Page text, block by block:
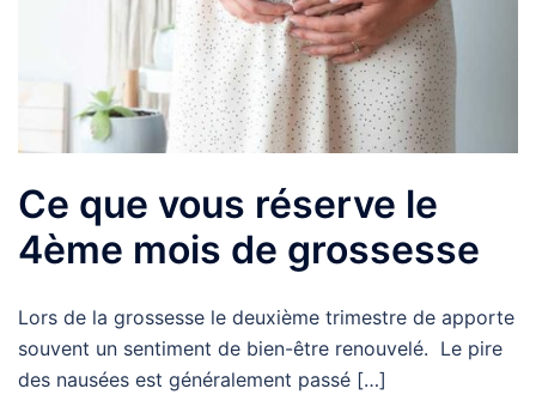
Ce que vous réserve le
4ème mois de grossesse
Lors de la grossesse le deuxième trimestre de apporte
souvent un sentiment de bien-être renouvelé. Le pire
des nausées est généralement passé […]